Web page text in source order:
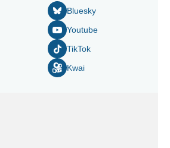
Bluesky
Youtube
TikTok
Kwai